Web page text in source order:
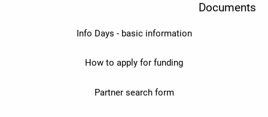
Documents
Info Days - basic information
How to apply for funding
Partner search form